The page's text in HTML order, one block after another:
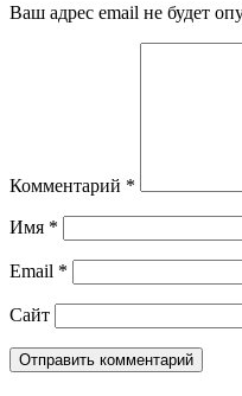
Ваш адрес email не будет
Комментарий *
Имя *
Email *
Сайт